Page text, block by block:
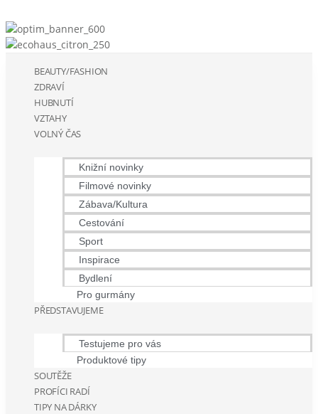
BEAUTY/FASHION
ZDRAVÍ
HUBNUTÍ
VZTAHY
VOLNÝ ČAS
Knižní novinky
Filmové novinky
Zábava/Kultura
Cestování
Sport
Inspirace
Bydlení
Pro gurmány
PŘEDSTAVUJEME
Testujeme pro vás
Produktové tipy
SOUTĚŽE
PROFÍCI RADÍ
TIPY NA DÁRKY